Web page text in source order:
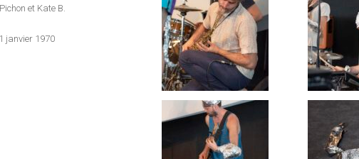
et Kate B.
janvier 1970